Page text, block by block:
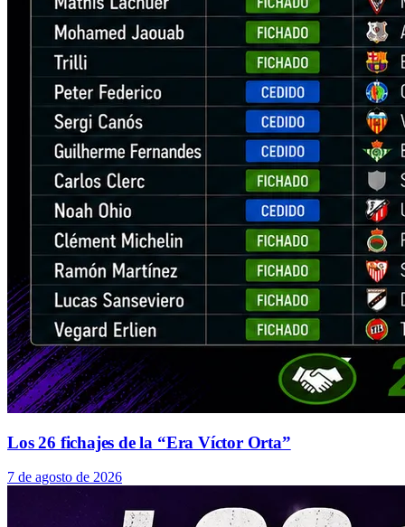
Los 26 fichajes de la “Era Víctor Orta”
7 de agosto de 2026